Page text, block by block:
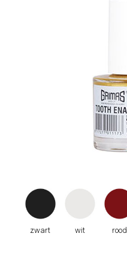
rood
wit
zwart